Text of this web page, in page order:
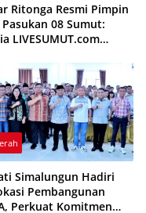
Ritonga Resmi Pimpin
Pasukan 08 Sumut:
LIVESUMUT.com
Simalungun Hadiri
Pembangunan
Perkuat Komitmen